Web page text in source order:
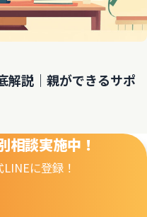
解説｜親ができるサポ
相談実施中！
LINEに登録！